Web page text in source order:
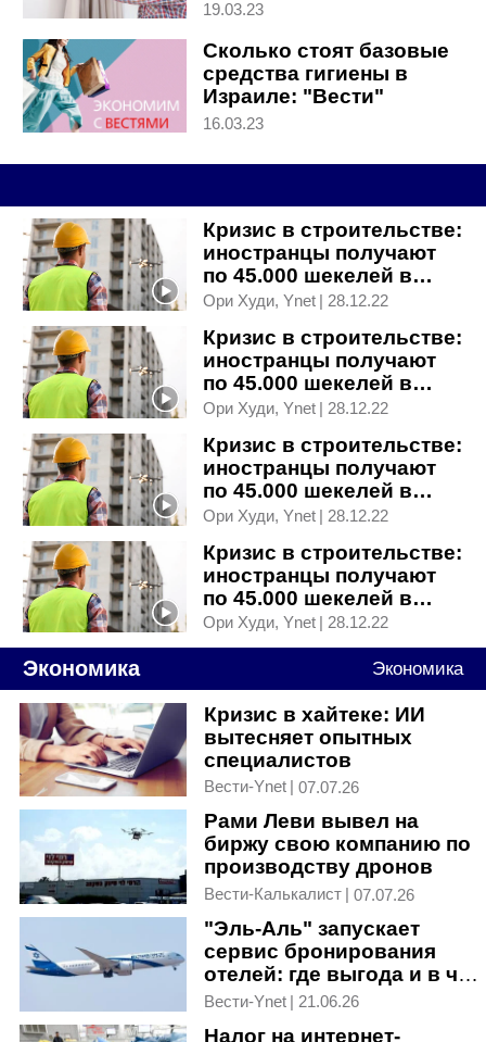
19.03.23
Сколько стоят базовые
средства гигиены в
Израиле: "Вести"
сравнили цены
16.03.23
Кризис в строительстве:
иностранцы получают
по 45.000 шекелей в
месяц, а своих кадров
Ори Худи, Ynet | 28.12.22
Кризис в строительстве:
иностранцы получают
по 45.000 шекелей в
месяц, а своих кадров
Ори Худи, Ynet | 28.12.22
Кризис в строительстве:
иностранцы получают
по 45.000 шекелей в
месяц, а своих кадров
Ори Худи, Ynet | 28.12.22
Кризис в строительстве:
иностранцы получают
по 45.000 шекелей в
месяц, а своих кадров
нет
Ори Худи, Ynet | 28.12.22
Экономика Экономика
Кризис в хайтеке: ИИ
вытесняет опытных
специалистов
Вести-Ynet | 07.07.26
Рами Леви вывел на
биржу свою компанию по
производству дронов
Вести-Калькалист | 07.07.26
"Эль-Аль" запускает
сервис бронирования
отелей: где выгода и в чем
подвох
Вести-Ynet | 21.06.26
Налог на интернет-